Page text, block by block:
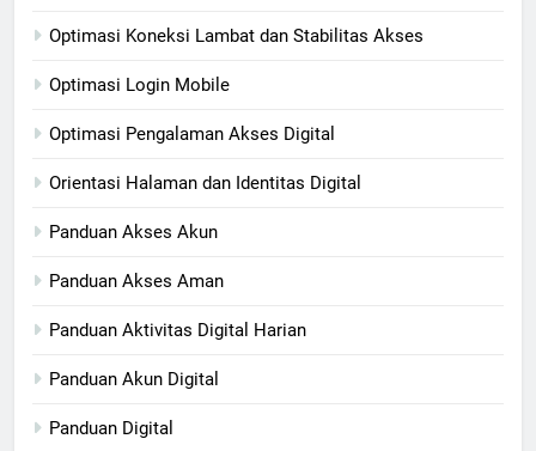
Optimasi Koneksi Lambat dan Stabilitas Akses
Optimasi Login Mobile
Optimasi Pengalaman Akses Digital
Orientasi Halaman dan Identitas Digital
Panduan Akses Akun
Panduan Akses Aman
Panduan Aktivitas Digital Harian
Panduan Akun Digital
Panduan Digital